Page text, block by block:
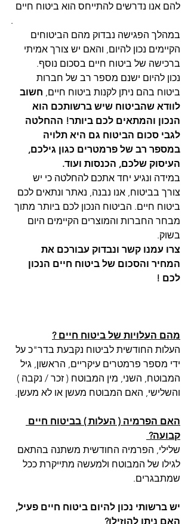
להם אנו נדרשים להתייחס הוא ביטוח חיים
.
במהלך הפגישה נבדוק מהם הביטוחים
הקיימים נכון להיום, והאם יש צורך אמיתי
ברכישה של ביטוח חיים בסכום נוסף.
נכון להיום ישנם מספר רב של חברות
ביטוח בהם ניתן לקנות ביטוח חיים, חשוב
לוודא שהביטוח שיש ברשותכם הוא
הנכון והמתאים לכם ביותר! ההחלטה
לגבי סכום הביטוח גם היא תלויה
במספר רב של פרמטרים כגון גילכם,
העיסוק שלכם, הכנסות ועוד.
במידה ונגיע יחד אתכם להחלטה כי יש
צורך בביטוח, אנו נבנה, נאתר ונתאים לכם
ביטוח חיים. הביטוח הנכון לכם ביותר מתוך
מבחר החברות והמוצרים הקיימים היום
בשוק.
צרו עמנו קשר ונבדוק עבורכם את
המחיר והסכום של ביטוח חיים הנכון
לכם !
מהם העלויות של ביטוח חיים ?
העלות החודשית לביטוח נקבעת בדר"כ על
ידי מספר פרמטרים עיקריים, הראשון, גיל
המבוטח, השני, מין המבוטח ( זכר / נקבה )
והשלישי, האם המבוטח מעשן או לא מעשן.
האם הפרמיה ( העלות ) בביטוח חיים
קבועה?
שלילי, הפרמיה החודשית משתנה בהתאם
לגילו של המבוטח ולמעשה מתייקרת ככל
שמתבגרים.
יש ברשותי נכון להיום ביטוח חיים פעיל,
האם ניתו להוזילו?